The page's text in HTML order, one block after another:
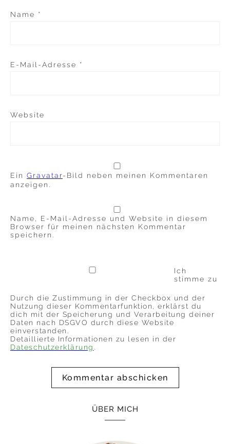
Name *
E-Mail-Adresse *
Website
Ein Gravatar-Bild neben meinen Kommentaren
anzeigen.
Name, E-Mail-Adresse und Website in diesem
Browser für meinen nächsten Kommentar
speichern.
Ich
stimme zu
Durch die Zustimmung in der Checkbox und der
Nutzung dieser Kommentarfunktion, erklärst du
dich mit der Speicherung und Verarbeitung deiner
Daten nach DSGVO durch diese Website
einverstanden.
Detaillierte Informationen zu lesen in der
Dateschutzerklärung
ÜBER MICH